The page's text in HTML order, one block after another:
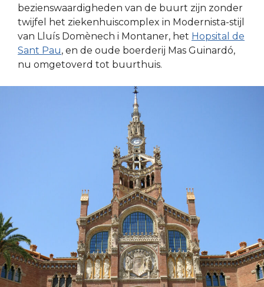
bezienswaardigheden van de buurt zijn zonder
twijfel het ziekenhuiscomplex in Modernista-stijl
van Lluís Domènech i Montaner, het Hopsital de
Sant Pau, en de oude boerderij Mas Guinardó,
nu omgetoverd tot buurthuis.